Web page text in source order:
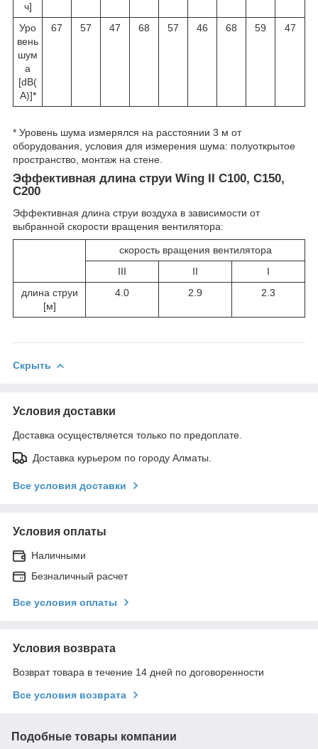
ч]
Уро
вень
шум
а
[dB(
A)]*
67 57 47 68 57 46 68 59 47
* Уровень шума измерялся на расстоянии 3 м от
оборудования, условия для измерения шума: полуоткрытое
пространство, монтаж на стене.
Эффективная длина струи Wing II C100, C150,
C200
Эффективная длина струи воздуха в зависимости от
выбранной скорости вращения вентилятора:
скорость вращения вентилятора
III
II
I
длина струи
[м]
4.0 2.9 2.3
Скрыть
Условия доставки
Доставка осуществляется только по предоплате.
Доставка курьером по городу Алматы.
Все условия доставки
Условия оплаты
Наличными
Безналичный расчет
Все условия оплаты
Условия возврата
Возврат товара в течение 14 дней по договоренности
Все условия возврата
Подобные товары компании